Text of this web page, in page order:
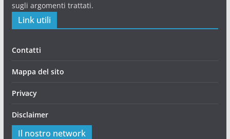
sugli argomenti trattati.
Link utili
Contatti
Mappa del sito
Privacy
Disclaimer
Il nostro network